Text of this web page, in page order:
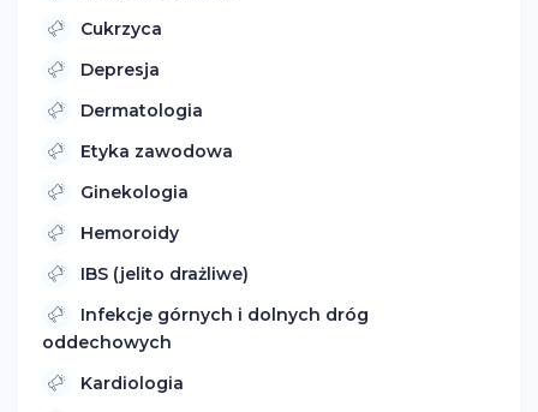
Cukrzyca
Depresja
Dermatologia
Etyka zawodowa
Ginekologia
Hemoroidy
IBS (jelito drażliwe)
Infekcje górnych i dolnych dróg
oddechowych
Kardiologia